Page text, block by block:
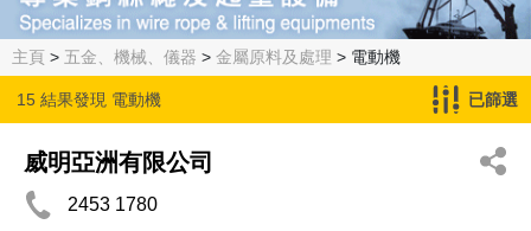
主頁 > 五金、機械、儀器 > 金屬原料及處理 > 電動機
15 結果發現 電動機 已篩選
威明亞洲有限公司
2453 1780